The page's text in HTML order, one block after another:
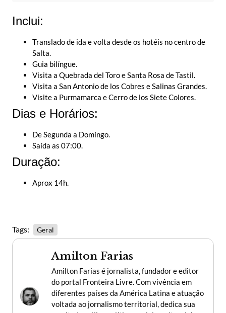
Inclui:
Translado de ida e volta desde os hotéis no centro de
Salta.
Guia bilíngue.
Visita a Quebrada del Toro e Santa Rosa de Tastil.
Visita a San Antonio de los Cobres e Salinas Grandes.
Visite a Purmamarca e Cerro de los Siete Colores.
Dias e Horários:
De Segunda a Domingo.
Saída as 07:00.
Duração:
Aprox 14h.
Tags: Geral
Amilton Farias
Amilton Farias é jornalista, fundador e editor
do portal Fronteira Livre. Com vivência em
diferentes países da América Latina e atuação
voltada ao jornalismo territorial, dedica sua